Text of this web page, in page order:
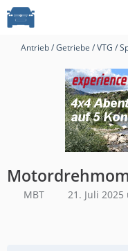
Antrieb / Getriebe / VTG /
MBT 21. Juli 2025